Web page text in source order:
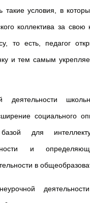
такие условия, в
коллектива за свою
то есть, педагог
и тем самым
деятельности
социального
для
и
в
деятельности